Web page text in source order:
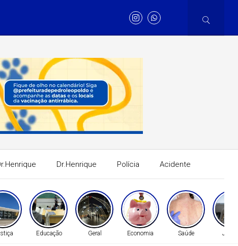
Dr.Henrique Polícia Acidente
Educação Geral Economia Saúde